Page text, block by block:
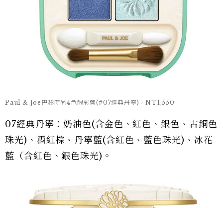
Paul & Joe巴黎時尚4色眼彩盤(#07經典丹寧)，NT1,550
07經典丹寧：奶油色(含金色、紅色、銀色、古銅色
珠光)、酒紅棕、丹寧藍(含紅色、藍色珠光)、冰花
藍（含紅色、銀色珠光)。